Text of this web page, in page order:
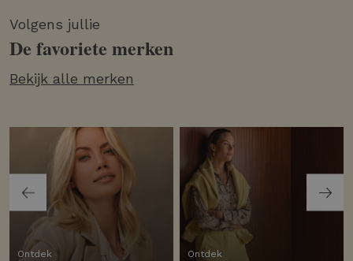
Volgens jullie
De favoriete merken
Bekijk alle merken
Ontdek Ontdek